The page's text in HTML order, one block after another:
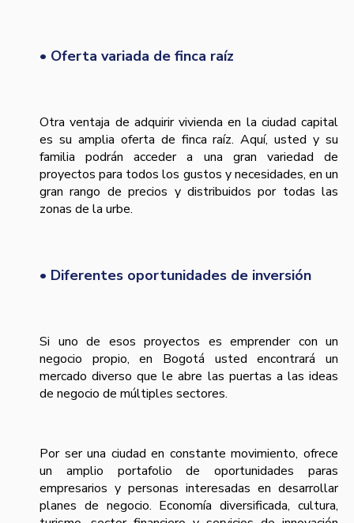
• Oferta variada de finca raíz
Otra ventaja de adquirir vivienda en la ciudad capital
es su amplia oferta de finca raíz. Aquí, usted y su
familia podrán acceder a una gran variedad de
proyectos para todos los gustos y necesidades, en un
gran rango de precios y distribuidos por todas las
zonas de la urbe.
• Diferentes oportunidades de inversión
Si uno de esos proyectos es emprender con un
negocio propio, en Bogotá usted encontrará un
mercado diverso que le abre las puertas a las ideas
de negocio de múltiples sectores.
Por ser una ciudad en constante movimiento, ofrece
un amplio portafolio de oportunidades paras
empresarios y personas interesadas en desarrollar
planes de negocio. Economía diversificada, cultura,